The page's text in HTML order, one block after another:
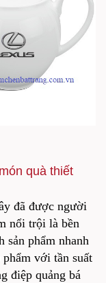
quà thiết
đã được người
nổi trội là bền
sản phẩm nhanh
phẩm với tần suất
điệp quảng bá